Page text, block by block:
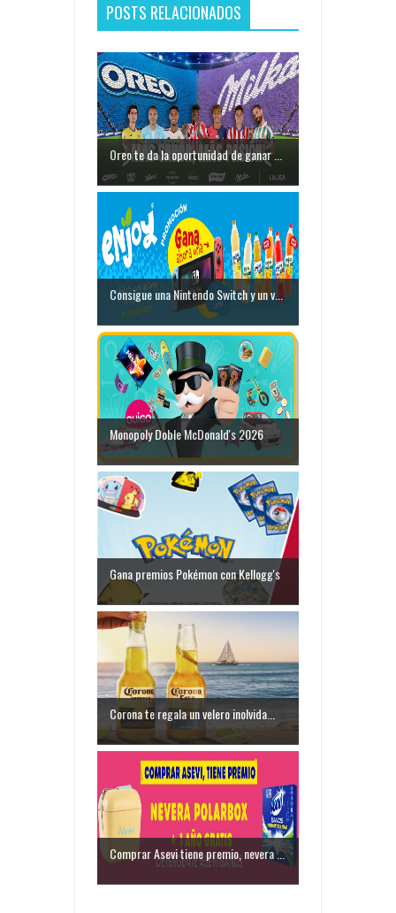
POSTS RELACIONADOS
Oreo te da la oportunidad de ganar ...
Consigue una Nintendo Switch y un v...
Monopoly Doble McDonald's 2026
Gana premios Pokémon con Kellogg's
Corona te regala un velero inolvida...
Comprar Asevi tiene premio, nevera ...